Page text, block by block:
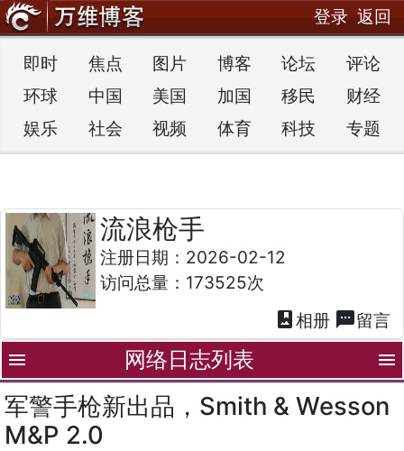
登录 返回
即时 焦点 图片 博客 论坛
评论
环球
中国 美国 加国 移民
财经
娱乐
社会 视频 体育 科技 专题
流浪枪手
注册日期：2026-02-12
访问总量：173525次
photo_album 相册 textsms留言
menu 网络日志列表 menu
军警手枪新出品，Smith & Wesson
M&P 2.0